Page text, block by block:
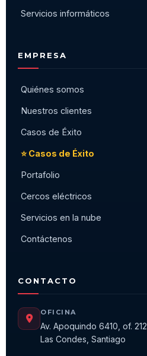
Servicios informáticos
EMPRESA
Quiénes somos
Nuestros clientes
Casos de Éxito
⭐ Casos de Éxito
Portafolio
Cercos eléctricos
Servicios en la nube
Contáctenos
CONTACTO
OFICINA
Av. Apoquindo 6410, of. 212
Las Condes, Santiago